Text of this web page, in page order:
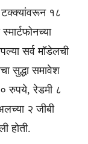
टक्क्यांवरून १८
सर्व मॉडेलची
सुद्धा समावेश
रुपये, रेडमी ८
२ जीबी
होती.